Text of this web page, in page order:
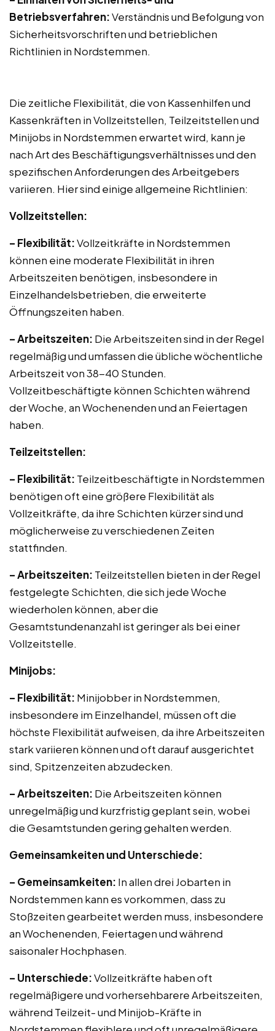
Betriebsverfahren:Verständnis und Befolgung von
Sicherheitsvorschriften und betrieblichen
Richtlinien in Nordstemmen.
Die zeitliche Flexibilität, die von Kassenhilfen und
Kassenkräften in Vollzeitstellen, Teilzeitstellen und
Minijobs in Nordstemmen erwartet wird, kann je
nach Art des Beschäftigungsverhältnisses und den
spezifischen Anforderungen des Arbeitgebers
variieren. Hier sind einige allgemeine Richtlinien:
Vollzeitstellen:
– Flexibilität:Vollzeitkräfte in Nordstemmen
können eine moderate Flexibilität in ihren
Arbeitszeiten benötigen, insbesondere in
Einzelhandelsbetrieben, die erweiterte
Öffnungszeiten haben.
– Arbeitszeiten: Die Arbeitszeiten sind in der Regel
regelmäßig und umfassen die übliche wöchentliche
Arbeitszeit von 38-40 Stunden.
Vollzeitbeschäftigte können Schichten während
der Woche, an Wochenenden und an Feiertagen
haben.
Teilzeitstellen:
– Flexibilität: Teilzeitbeschäftigte in Nordstemmen
benötigen oft eine größere Flexibilität als
Vollzeitkräfte, da ihre Schichten kürzer sind und
möglicherweise zu verschiedenen Zeiten
stattfinden.
– Arbeitszeiten: Teilzeitstellen bieten in der Regel
festgelegte Schichten, die sich jede Woche
wiederholen können, aber die
Gesamtstundenanzahl ist geringer als bei einer
Vollzeitstelle.
Minijobs:
– Flexibilität: Minijobber in Nordstemmen,
insbesondere im Einzelhandel, müssen oft die
höchste Flexibilität aufweisen, da ihre Arbeitszeiten
stark variieren können und oft darauf ausgerichtet
sind, Spitzenzeiten abzudecken.
– Arbeitszeiten: Die Arbeitszeiten können
unregelmäßig und kurzfristig geplant sein, wobei
die Gesamtstunden gering gehalten werden.
Gemeinsamkeiten und Unterschiede:
– Gemeinsamkeiten: In allen drei Jobarten in
Nordstemmen kann es vorkommen, dass zu
Stoßzeiten gearbeitet werden muss, insbesondere
an Wochenenden, Feiertagen und während
saisonaler Hochphasen.
– Unterschiede:Vollzeitkräfte haben oft
regelmäßigere und vorhersehbarere Arbeitszeiten,
während Teilzeit- und Minijob-Kräfte in